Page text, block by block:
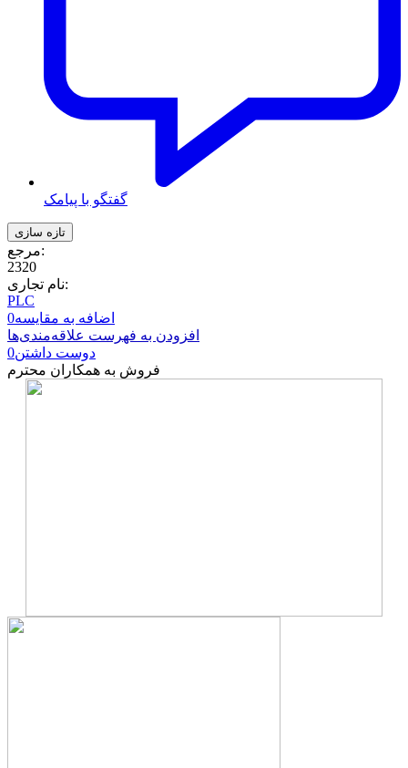
گفتگو با پیامک
مرجع:
2320
نام تجاری:
PLC
اضافه به مقایسه0
افزودن به فهرست علاقه‌مندی‌ها
دوست داشتن0
فروش به همکاران محترم